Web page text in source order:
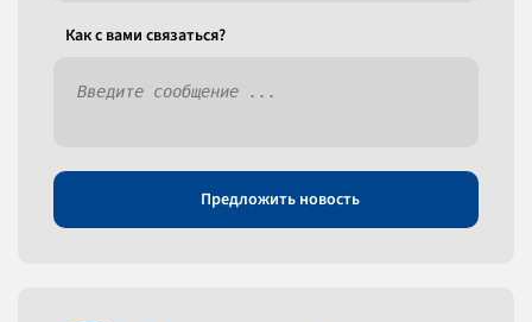
Как c вами связаться?
Предложить новость